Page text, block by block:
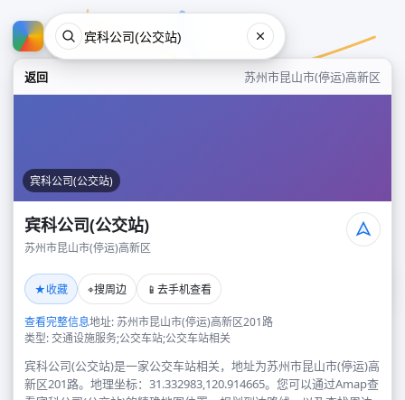
返回 苏州市昆山市(停运)高新区
宾科公司(公交站)
宾科公司(公交站)
苏州市昆山市(停运)高新区
★收藏 ⌖搜周边 📱 去手机查看
查看完整信息地址: 苏州市昆山市(停运)高新区201路
类型: 交通设施服务;公交车站;公交车站相关
宾科公司(公交站)是一家公交车站相关，地址为苏州市昆山市(停运)高
新区201路。地理坐标：31.332983,120.914665。您可以通过Amap查